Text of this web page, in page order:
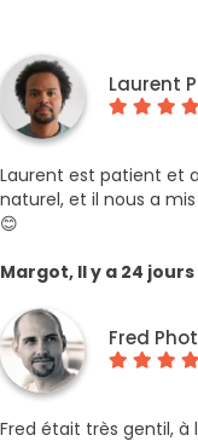
Laurent
Laurent est patient et
naturel, et il nous a
😊
Margot, Il y a 24 jours
Fred
Fred était très gentil, à